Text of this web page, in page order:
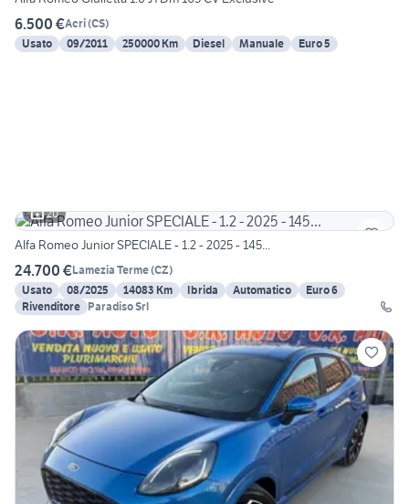
6.500 €Acri(CS)
Usato
09/2011 250000 Km Diesel Manuale Euro 5
20
Alfa Romeo Junior SPECIALE - 1.2 - 2025 - 145...
24.700 €Lamezia Terme(CZ)
Usato
08/2025 14083 Km Ibrida Automatico
Euro 6
Rivenditore Paradiso Srl